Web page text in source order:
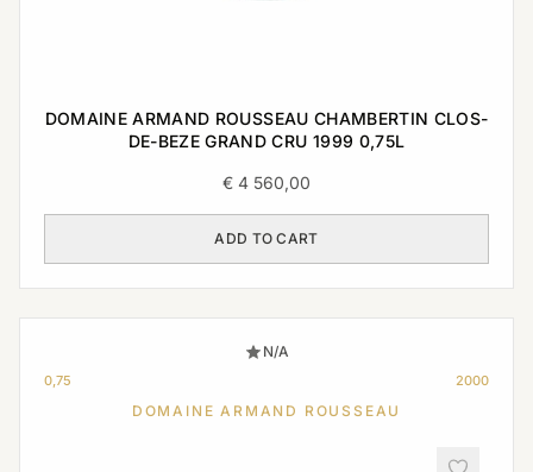
DOMAINE ARMAND ROUSSEAU CHAMBERTIN CLOS-
DE-BEZE GRAND CRU 1999 0,75L
€ 4 560,00
ADD TO CART
N/A
0,75 2000
DOMAINE ARMAND ROUSSEAU